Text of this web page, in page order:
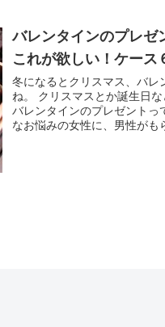
バレンタインのプレゼ
これが欲しい！ケース
冬になるとクリスマス、バレ
ね。 クリスマスとか誕生日
バレンタインのプレゼントっ
なお悩みの女性に、男性がも